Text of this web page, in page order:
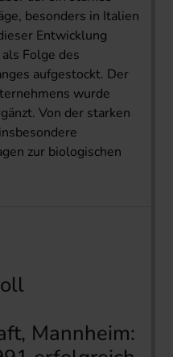
besonders in Italien
Entwicklung
Folge des
aufgestockt. Der
wurde
Von der starken
zur biologischen
Mannheim: